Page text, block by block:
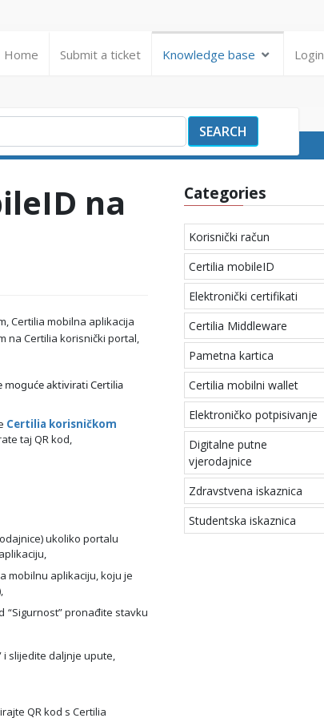
Home Submit a ticket Knowledge base Login
SEARCH
na
Certilia mobilna aplikacija
na Certilia korisnički portal,
moguće aktivirati Certilia
Certilia korisničkom
taj QR kod,
ukoliko portalu
mobilnu aplikaciju, koju je
pronađite stavku
slijedite daljnje upute,
QR kod s Certilia
Categories
Korisnički račun
Certilia mobileID
Elektronički certifikati
Certilia Middleware
Pametna kartica
Certilia mobilni wallet
Elektroničko potpisivanje
Digitalne putne
vjerodajnice
Zdravstvena iskaznica
Studentska iskaznica